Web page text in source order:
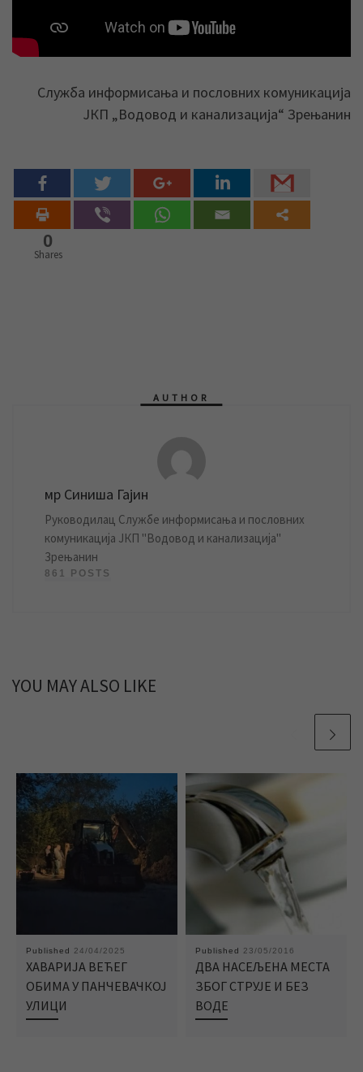
Служба информисања и пословних комуникација
ЈКП „Водовод и канализација“ Зрењанин
0
Shares
AUTHOR
мр Синиша Гајин
Руководилац Службе информисања и пословних
комуникација ЈКП "Водовод и канализација"
Зрењанин
861 POSTS
YOU MAY ALSO LIKE
Published 24/04/2025
ХАВАРИЈА ВЕЋЕГ
ОБИМА У ПАНЧЕВАЧКОЈ
УЛИЦИ
Published 23/05/2016
ДВА НАСЕЉЕНА МЕСТА
ЗБОГ СТРУЈЕ И БЕЗ
ВОДЕ